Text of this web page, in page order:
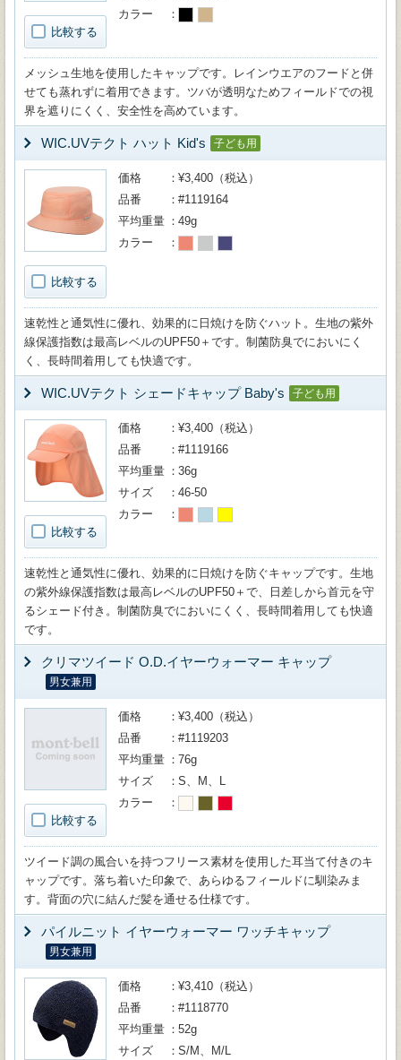
比較する
カラー
メッシュ生地を使用したキャップです。レインウエアのフードと併
せても蒸れずに着用できます。ツバが透明なためフィールドでの視
界を遮りにくく、安全性を高めています。
WIC.UVテクト ハット Kid's 子ども用
比較する
価格
¥3,400（税込）
品番
#1119164
平均重量
49g
カラー
速乾性と通気性に優れ、効果的に日焼けを防ぐハット。生地の紫外
線保護指数は最高レベルのUPF50＋です。制菌防臭でにおいにく
く、長時間着用しても快適です。
WIC.UVテクト シェードキャップ Baby's 子ども用
比較する
価格
¥3,400（税込）
品番
#1119166
平均重量
36g
サイズ
46-50
カラー
速乾性と通気性に優れ、効果的に日焼けを防ぐキャップです。生地
の紫外線保護指数は最高レベルのUPF50＋で、日差しから首元を守
るシェード付き。制菌防臭でにおいにくく、長時間着用しても快適
です。
クリマツイード O.D.イヤーウォーマー キャップ
男女兼用
比較する
価格
¥3,400（税込）
品番
#1119203
平均重量
76g
サイズ
S、M、L
カラー
ツイード調の風合いを持つフリース素材を使用した耳当て付きのキ
ャップです。落ち着いた印象で、あらゆるフィールドに馴染みま
す。背面の穴に結んだ髪を通せる仕様です。
パイルニット イヤーウォーマー ワッチキャップ
男女兼用
価格
¥3,410（税込）
品番
#1118770
平均重量
52g
サイズ
S/M、M/L